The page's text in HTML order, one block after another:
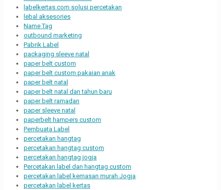
labelkertas.com solusi percetakan
lebal aksesories
Name Tag
outbound marketing
Pabrik Label
packaging sleeve natal
paper belt custom
paper belt custom pakaian anak
paper belt natal
paper belt natal dan tahun baru
paper belt ramadan
paper sleeve natal
paperbelt hampers custom
Pembuata Label
percetakan hangtag
percetakan hangtag custom
percetakan hangtag jogja
Percetakan label dan hangtag custom
percetakan label kemasan murah Jogja
percetakan label kertas